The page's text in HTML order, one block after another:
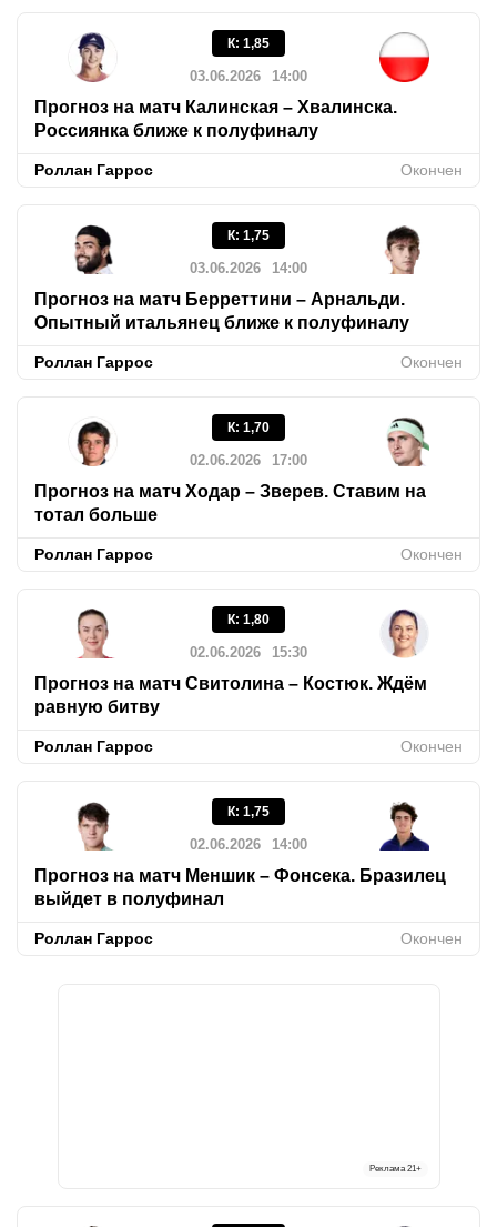
К: 1,85
03.06.2026 14:00
Прогноз на матч Калинская – Хвалинска.
Россиянка ближе к полуфиналу
Роллан Гаррос Окончен
К: 1,75
03.06.2026 14:00
Прогноз на матч Берреттини – Арнальди.
Опытный итальянец ближе к полуфиналу
Роллан Гаррос Окончен
К: 1,70
02.06.2026 17:00
Прогноз на матч Ходар – Зверев. Ставим на
тотал больше
Роллан Гаррос Окончен
К: 1,80
02.06.2026 15:30
Прогноз на матч Свитолина – Костюк. Ждём
равную битву
Роллан Гаррос Окончен
К: 1,75
02.06.2026 14:00
Прогноз на матч Меншик – Фонсека. Бразилец
выйдет в полуфинал
Роллан Гаррос Окончен
Реклама 21+